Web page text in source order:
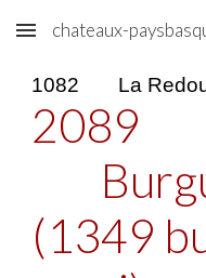
Skip to main content
chateaux-
1082 La
2089
(1349